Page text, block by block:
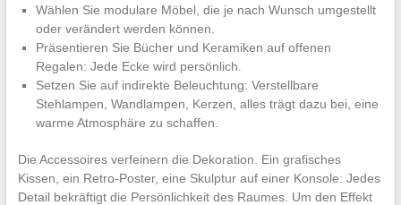
Wählen Sie modulare Möbel, die je nach Wunsch umgestellt
oder verändert werden können.
Präsentieren Sie Bücher und Keramiken auf offenen
Regalen: Jede Ecke wird persönlich.
Setzen Sie auf indirekte Beleuchtung: Verstellbare
Stehlampen, Wandlampen, Kerzen, alles trägt dazu bei, eine
warme Atmosphäre zu schaffen.
Die Accessoires verfeinern die Dekoration. Ein grafisches
Kissen, ein Retro-Poster, eine Skulptur auf einer Konsole: Jedes
Detail bekräftigt die Persönlichkeit des Raumes. Um den Effekt